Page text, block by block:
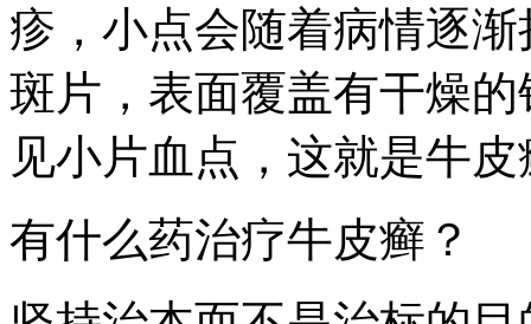
疹，小点会随着病情逐
斑片，表面覆盖有干燥
见小片血点，这就是牛
有什么药治疗牛皮癣？